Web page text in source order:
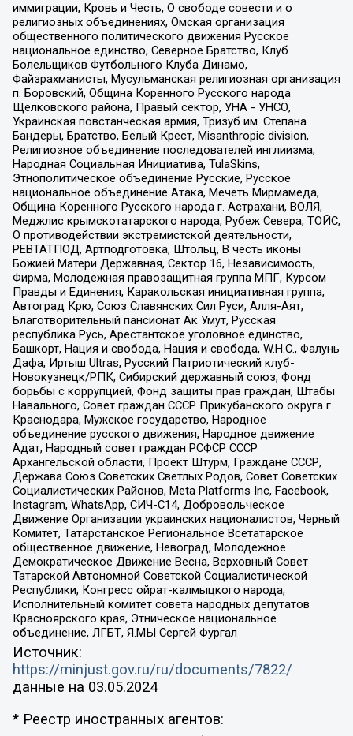
иммиграции, Кровь и Честь, О свободе совести и о
религиозных объединениях, Омская организация
общественного политического движения Русское
национальное единство, Северное Братство, Клуб
Болельщиков Футбольного Клуба Динамо,
Файзрахманисты, Мусульманская религиозная организация
п. Боровский, Община Коренного Русского народа
Щелковского района, Правый сектор, УНА - УНСО,
Украинская повстанческая армия, Тризуб им. Степана
Бандеры, Братство, Белый Крест, Misanthropic division,
Религиозное объединение последователей инглиизма,
Народная Социальная Инициатива, TulaSkins,
Этнополитическое объединение Русские, Русское
национальное объединение Атака, Мечеть Мирмамеда,
Община Коренного Русского народа г. Астрахани, ВОЛЯ,
Меджлис крымскотатарского народа, Рубеж Севера, ТОЙС,
О противодействии экстремистской деятельности,
РЕВТАТПОД, Артподготовка, Штольц, В честь иконы
Божией Матери Державная, Сектор 16, Независимость,
Фирма, Молодежная правозащитная группа МПГ, Курсом
Правды и Единения, Каракольская инициативная группа,
Автоград Крю, Союз Славянских Сил Руси, Алля-Аят,
Благотворительный пансионат Ак Умут, Русская
республика Русь, Арестантское уголовное единство,
Башкорт, Нация и свобода, Нация и свобода, W.H.С., Фалунь
Дафа, Иртыш Ultras, Русский Патриотический клуб-
Новокузнецк/РПК, Сибирский державный союз, Фонд
борьбы с коррупцией, Фонд защиты прав граждан, Штабы
Навального, Совет граждан СССР Прикубанского округа г.
Краснодара, Мужское государство, Народное
объединение русского движения, Народное движение
Адат, Народный совет граждан РСФСР СССР
Архангельской области, Проект Штурм, Граждане СССР,
Держава Союз Советских Светлых Родов, Совет Советских
Социалистических Районов, Meta Platforms Inc, Facebook,
Instagram, WhatsApp, СИЧ-С14, Добровольческое
Движение Организации украинских националистов, Черный
Комитет, Татарстанское Региональное Всетатарское
общественное движение, Невоград, Молодежное
Демократическое Движение Весна, Верховный Совет
Татарской Автономной Советской Социалистической
Республики, Конгресс ойрат-калмыцкого народа,
Исполнительный комитет совета народных депутатов
Красноярского края, Этническое национальное
объединение, ЛГБТ, Я.МЫ Сергей Фургал
Источник:
https://minjust.gov.ru/ru/documents/7822/
данные на 03.05.2024
* Реестр иностранных агентов: